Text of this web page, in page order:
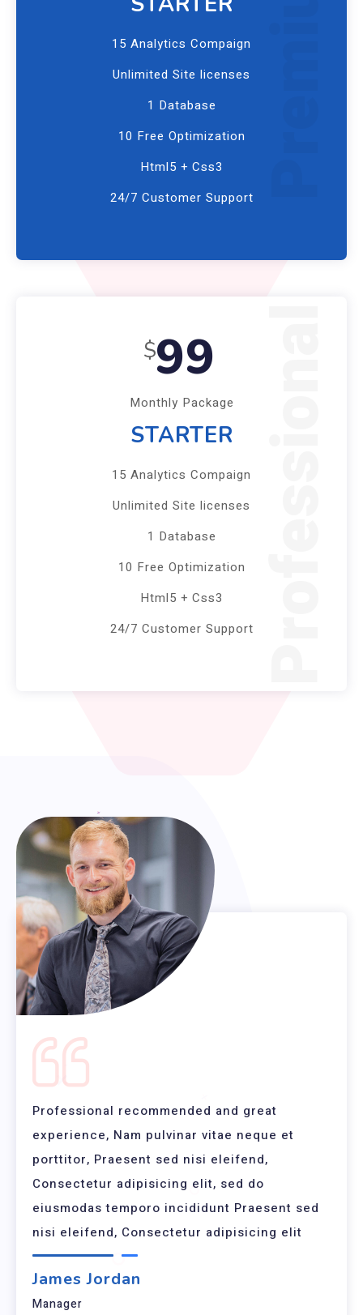
Premium
15 Analytics Compaign
Unlimited Site licenses
1 Database
10 Free Optimization
Html5 + Css3
24/7 Customer Support
Professional
$99
Monthly Package
STARTER
15 Analytics Compaign
Unlimited Site licenses
1 Database
10 Free Optimization
Html5 + Css3
24/7 Customer Support
Professional recommended and great
experience, Nam pulvinar vitae neque et
porttitor, Praesent sed nisi eleifend,
Consectetur adipisicing elit, sed do
eiusmodas temporo incididunt Praesent sed
nisi eleifend, Consectetur adipisicing elit
James Jordan
Manager